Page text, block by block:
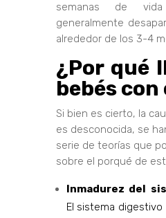
semanas de
generalmente
alrededor de los 3-4
¿Por qué
bebés
Si bien es cierto, la
es desconocida, se
serie de teorías que
sobre el porqué de
Inmadurez del
El sistema